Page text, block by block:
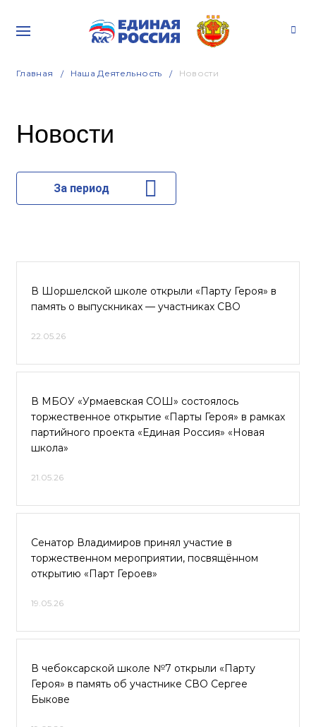
Главная Наша Деятельность Новости
Новости
За период
В Шоршелской школе открыли «Парту Героя» в
память о выпускниках — участниках СВО
22.05.26
В МБОУ «Урмаевская СОШ» состоялось
торжественное открытие «Парты Героя» в рамках
партийного проекта «Единая Россия» «Новая
школа»
21.05.26
Сенатор Владимиров принял участие в
торжественном мероприятии, посвящённом
открытию «Парт Героев»
19.05.26
В чебоксарской школе №7 открыли «Парту
Героя» в память об участнике СВО Сергее
Быкове